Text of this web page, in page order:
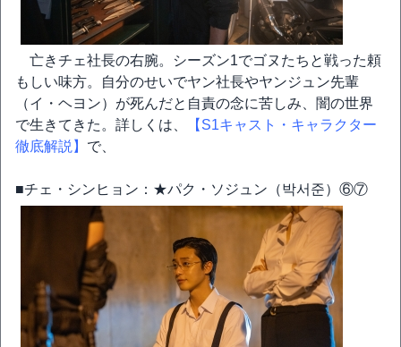
亡きチェ社長の右腕。シーズン1でゴヌたちと戦った頼
もしい味方。自分のせいでヤン社長やヤンジュン先輩
（イ・ヘヨン）が死んだと自責の念に苦しみ、闇の世界
で生きてきた。詳しくは、
【S1キャスト・キャラクター
徹底解説】 で、
■チェ・シンヒョン：★パク・ソジュン（박서준）⑥⑦